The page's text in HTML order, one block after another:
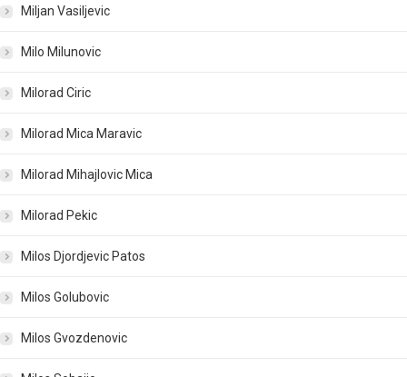
Miljan Vasiljevic
Milo Milunovic
Milorad Ciric
Milorad Mica Maravic
Milorad Mihajlovic Mica
Milorad Pekic
Milos Djordjevic Patos
Milos Golubovic
Milos Gvozdenovic